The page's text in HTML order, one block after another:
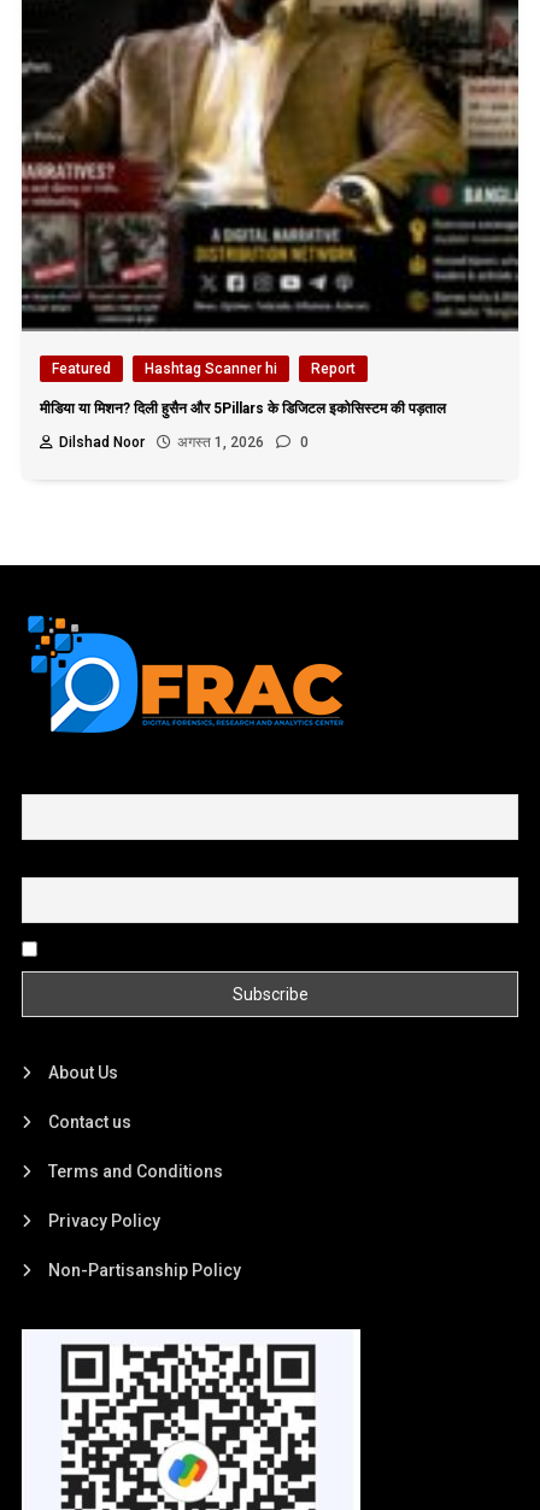
Featured Hashtag Scanner hi Report
मीडिया या मिशन? दिली हुसैन और 5Pillars के डिजिटल इकोसिस्टम की पड़ताल
Dilshad Noor
अगस्त 1, 2026 0
About Us
Contact us
Terms and Conditions
Privacy Policy
Non-Partisanship Policy